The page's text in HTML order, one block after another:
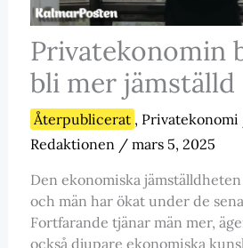
Privatekonomin
bli mer jämställd
Återpublicerat , Privatekonomi
Redaktionen / mars 5, 2025
Den ekonomiska
och män har ökat under de
Fortfarande tjänar män mer,
också djupare ekonomiska